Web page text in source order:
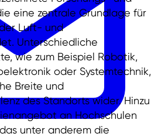
eine zentrale Grundlage für
Luft- und
Unterschiedliche
wie zum Beispiel Robotik,
oder Systemtechnik,
Breite und
des Standorts wider. Hinzu
an Hochschulen
unter anderem die